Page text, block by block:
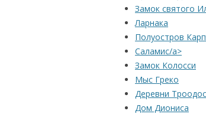
Замок святого
Ларнака
Полуостров
Саламис/a>
Замок Колосси
Мыс Греко
Деревни
Дом Диониса